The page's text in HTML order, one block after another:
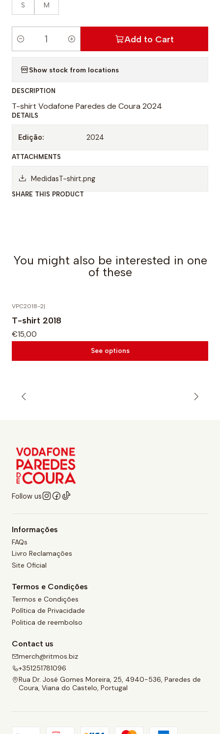
S M
Add to Cart
Show stock from locations
DESCRIPTION
T-shirt Vodafone Paredes de Coura 2024
DETAILS
Edição: 2024
ATTACHMENTS
MedidasT-shirt.png
SHARE THIS PRODUCT
You might also be interested in one
of these
VPC2018-2|
T-shirt 2018
€15,00
See options
Follow us
Informações
FAQs
Livro Reclamações
Site Oficial
Termos e Condições
Termos e Condições
Política de Privacidade
Politica de reembolso
Contact us
merch@ritmos.biz
+351251781096
Rua Dr. José Gomes Moreira, 25, 4940-536, Paredes de
Coura, Viana do Castelo, Portugal